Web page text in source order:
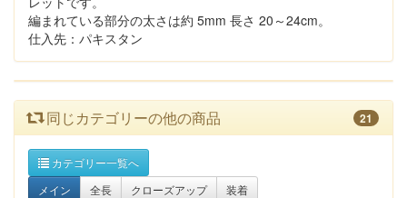
編まれている部分の太さは約 5mm 長さ 20～24cm。
仕入先：パキスタン
同じカテゴリーの他の商品 21
カテゴリー一覧へ
メイン
全長 クローズアップ
装着